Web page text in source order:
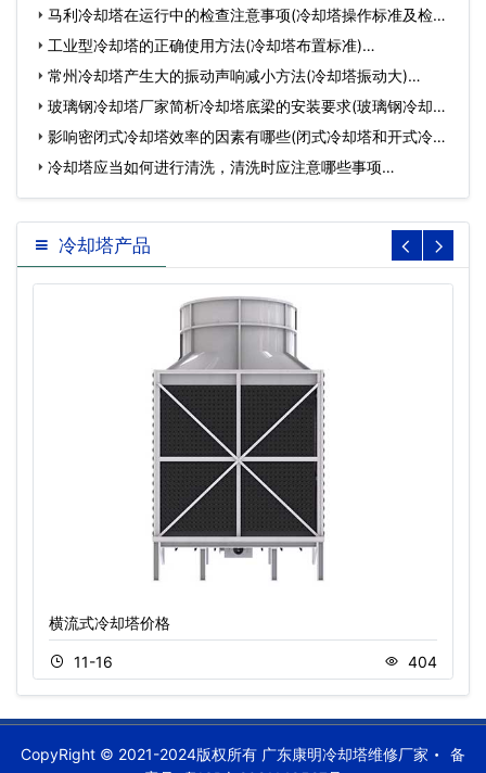
马利冷却塔在运行中的检查注意事项(冷却塔操作标准及检查
内…工业型冷却塔的正确使用方法(冷却塔布置标准)…
常州冷却塔产生大的振动声响减小方法(冷却塔振动大)…
玻璃钢冷却塔厂家简析冷却塔底梁的安装要求(玻璃钢冷却塔
安…影响密闭式冷却塔效率的因素有哪些(闭式冷却塔和开式冷却
塔…冷却塔应当如何进行清洗，清洗时应注意哪些事项…
冷却塔产品
横流式冷却塔价格
11-16 404
CopyRight © 2021-2024版权所有 广东康明冷却塔维修厂家
备